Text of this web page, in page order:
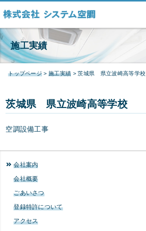
本文へ
システム空調
施工実績
トップページ >施工実績 >茨城県 県立波崎高等学校
茨城県 県立波崎高等学校
空調設備工事
会社案内
会社概要
ごあいさつ
登録特許について
アクセス